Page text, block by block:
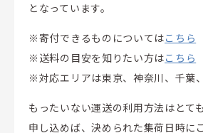
となっています。
※寄付できるものについてはこちら
※送料の目安を知りたい方はこちら
※対応エリアは東京、神奈川、千葉
もったいない運送の利用方法はとて
申し込めば、決められた集荷日時に